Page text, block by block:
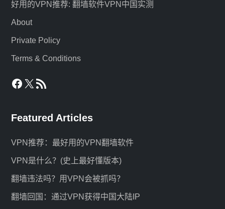
好用的VPN推荐: 翻墙软件VPN中国实测
About
Private Policy
Terms & Conditions
Facebook X RSS Feed
Featured Articles
VPN推荐：最好用的VPN翻墙软件
VPN是什么？(史上最好懂版本)
翻墙违法吗？用VPN会被抓吗？
翻墙回国：通过VPN获得中国大陆IP